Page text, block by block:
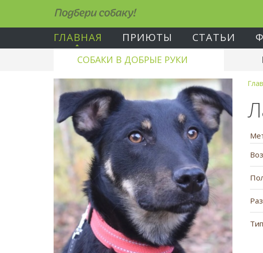
Подбери собаку!
ГЛАВНАЯ ПРИЮТЫ СТАТЬИ
СОБАКИ В ДОБРЫЕ РУКИ